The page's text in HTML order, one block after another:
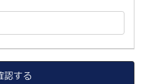
認する